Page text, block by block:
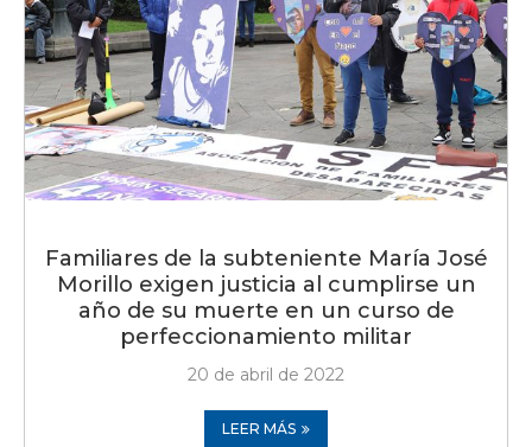
Familiares de la subteniente María José
Morillo exigen justicia al cumplirse un
año de su muerte en un curso de
perfeccionamiento militar
20 de abril de 2022
LEER MÁS